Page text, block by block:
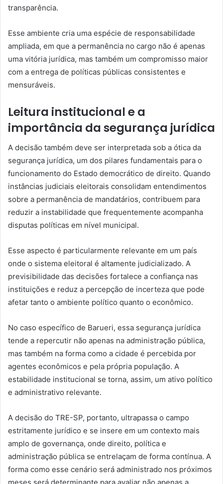
transparência.
Esse ambiente cria uma espécie de responsabilidade
ampliada, em que a permanência no cargo não é apenas
uma vitória jurídica, mas também um compromisso maior
com a entrega de políticas públicas consistentes e
mensuráveis.
Leitura institucional e a
importância da segurança jurídica
A decisão também deve ser interpretada sob a ótica da
segurança jurídica, um dos pilares fundamentais para o
funcionamento do Estado democrático de direito. Quando
instâncias judiciais eleitorais consolidam entendimentos
sobre a permanência de mandatários, contribuem para
reduzir a instabilidade que frequentemente acompanha
disputas políticas em nível municipal.
Esse aspecto é particularmente relevante em um país
onde o sistema eleitoral é altamente judicializado. A
previsibilidade das decisões fortalece a confiança nas
instituições e reduz a percepção de incerteza que pode
afetar tanto o ambiente político quanto o econômico.
No caso específico de Barueri, essa segurança jurídica
tende a repercutir não apenas na administração pública,
mas também na forma como a cidade é percebida por
agentes econômicos e pela própria população. A
estabilidade institucional se torna, assim, um ativo político
e administrativo relevante.
A decisão do TRE-SP, portanto, ultrapassa o campo
estritamente jurídico e se insere em um contexto mais
amplo de governança, onde direito, política e
administração pública se entrelaçam de forma contínua. A
forma como esse cenário será administrado nos próximos